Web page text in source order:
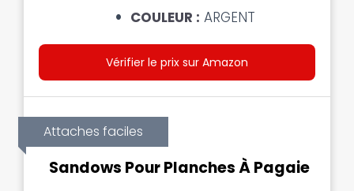
COULEUR : ARGENT
Vérifier le prix sur Amazon
Attaches faciles
Sandows Pour Planches À Pagaie